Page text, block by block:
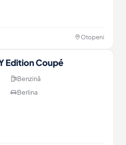
Otopeni
Edition Coupé
Benzină
Berlina